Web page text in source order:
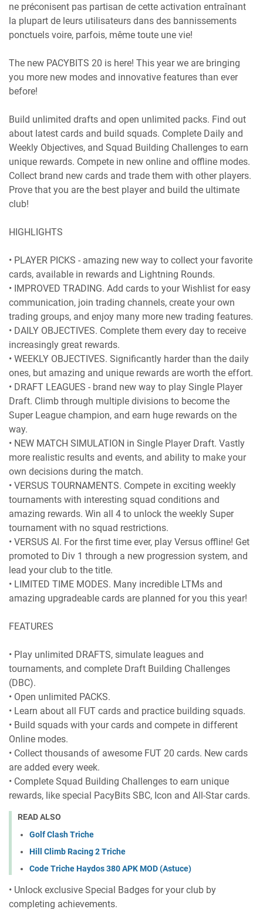
ne préconisent pas partisan de cette activation entraînant
la plupart de leurs utilisateurs dans des bannissements
ponctuels voire, parfois, même toute une vie!
The new PACYBITS 20 is here! This year we are bringing
you more new modes and innovative features than ever
before!
Build unlimited drafts and open unlimited packs. Find out
about latest cards and build squads. Complete Daily and
Weekly Objectives, and Squad Building Challenges to earn
unique rewards. Compete in new online and offline modes.
Collect brand new cards and trade them with other players.
Prove that you are the best player and build the ultimate
club!
HIGHLIGHTS
• PLAYER PICKS - amazing new way to collect your favorite
cards, available in rewards and Lightning Rounds.
• IMPROVED TRADING. Add cards to your Wishlist for easy
communication, join trading channels, create your own
trading groups, and enjoy many more new trading features.
• DAILY OBJECTIVES. Complete them every day to receive
increasingly great rewards.
• WEEKLY OBJECTIVES. Significantly harder than the daily
ones, but amazing and unique rewards are worth the effort.
• DRAFT LEAGUES - brand new way to play Single Player
Draft. Climb through multiple divisions to become the
Super League champion, and earn huge rewards on the
way.
• NEW MATCH SIMULATION in Single Player Draft. Vastly
more realistic results and events, and ability to make your
own decisions during the match.
• VERSUS TOURNAMENTS. Compete in exciting weekly
tournaments with interesting squad conditions and
amazing rewards. Win all 4 to unlock the weekly Super
tournament with no squad restrictions.
• VERSUS AI. For the first time ever, play Versus offline! Get
promoted to Div 1 through a new progression system, and
lead your club to the title.
• LIMITED TIME MODES. Many incredible LTMs and
amazing upgradeable cards are planned for you this year!
FEATURES
• Play unlimited DRAFTS, simulate leagues and
tournaments, and complete Draft Building Challenges
(DBC).
• Open unlimited PACKS.
• Learn about all FUT cards and practice building squads.
• Build squads with your cards and compete in different
Online modes.
• Collect thousands of awesome FUT 20 cards. New cards
are added every week.
• Complete Squad Building Challenges to earn unique
rewards, like special PacyBits SBC, Icon and All-Star cards.
READ ALSO
Golf Clash Triche
Hill Climb Racing 2 Triche
Code Triche Haydos 380 APK MOD (Astuce)
• Unlock exclusive Special Badges for your club by
completing achievements.